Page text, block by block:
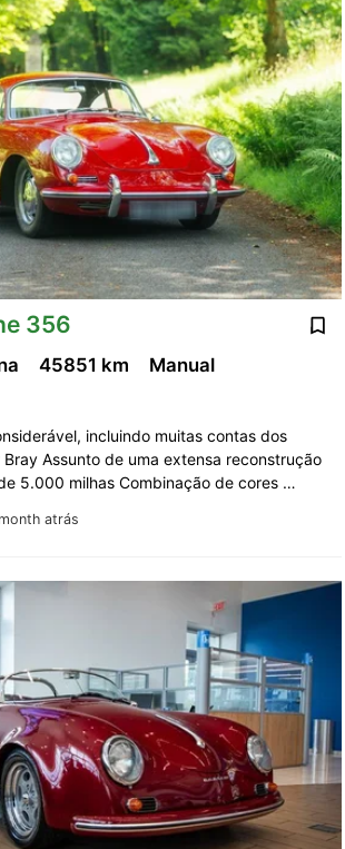
356
atrás
45851 km
Manual
incluindo muitas contas dos
Assunto de uma extensa reconstrução
5.000 milhas Combinação de cores …